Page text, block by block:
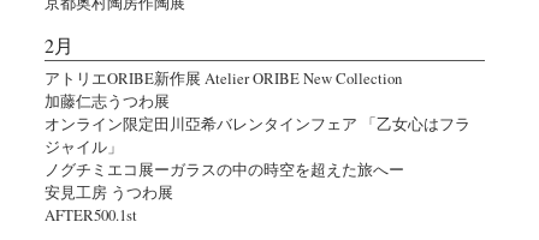
2月
アトリエORIBE新作展 Atelier ORIBE New Collection
加藤仁志うつわ展
オンライン限定田川亞希バレンタインフェア 「乙女心はフラ
ジャイル」
ノグチミエコ展ーガラスの中の時空を超えた旅へー
安見工房 うつわ展
AFTER500.1st